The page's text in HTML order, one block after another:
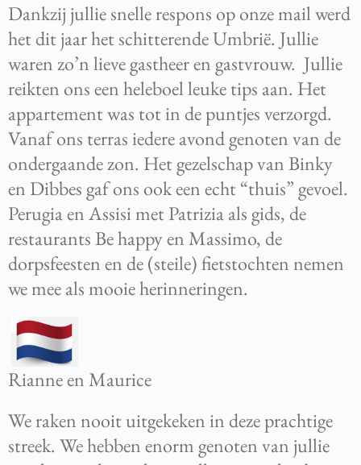
Dankzij jullie snelle respons op onze mail werd
het dit jaar het schitterende Umbrië. Jullie
waren zo’n lieve gastheer en gastvrouw. Jullie
reikten ons een heleboel leuke tips aan. Het
appartement was tot in de puntjes verzorgd.
Vanaf ons terras iedere avond genoten van de
ondergaande zon. Het gezelschap van Binky
en Dibbes gaf ons ook een echt “thuis” gevoel.
Perugia en Assisi met Patrizia als gids, de
restaurants Be happy en Massimo, de
dorpsfeesten en de (steile) fietstochten nemen
we mee als mooie herinneringen.
Rianne en Maurice
We raken nooit uitgekeken in deze prachtige
streek. We hebben enorm genoten van jullie